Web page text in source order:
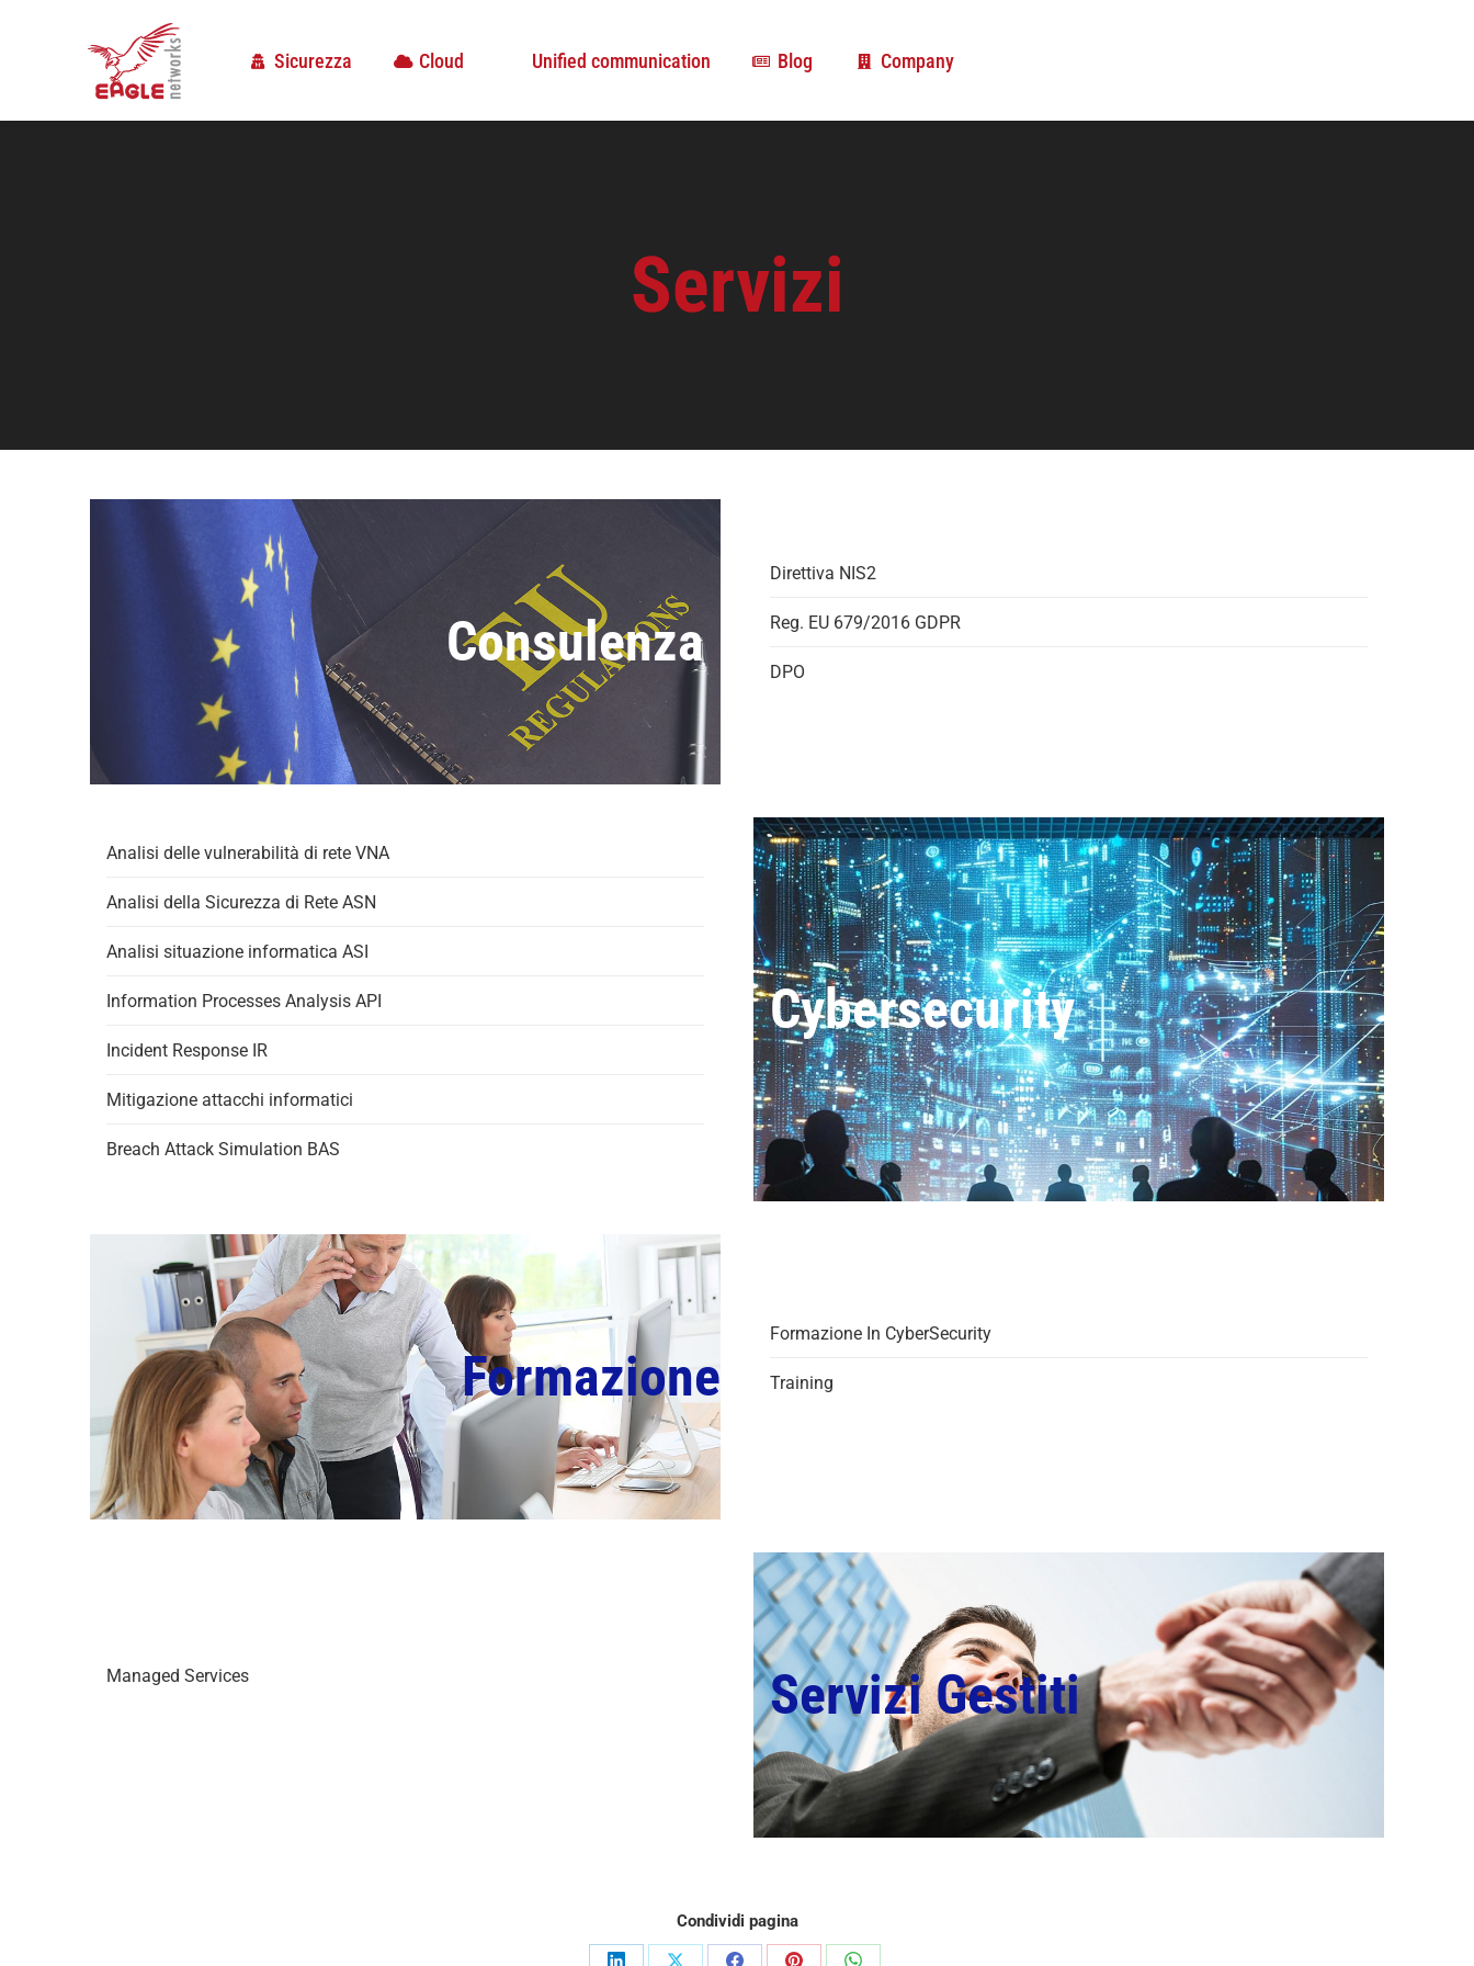
Sicurezza Cloud Unified communication Blog Company
Servizi
Consulenza
Direttiva NIS2
Reg. EU 679/2016 GDPR
DPO
Analisi delle vulnerabilità di rete VNA
Analisi della Sicurezza di Rete ASN
Analisi situazione informatica ASI
Information Processes Analysis API
Incident Response IR
Mitigazione attacchi informatici
Breach Attack Simulation BAS
Cybersecurity
Formazione
Formazione In CyberSecurity
Training
Managed Services Servizi Gestiti
Condividi pagina